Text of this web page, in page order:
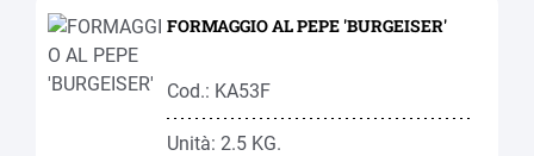
FORMAGGIO AL PEPE 'BURGEISER'
Cod.: KA53F
Unità: 2.5 KG.